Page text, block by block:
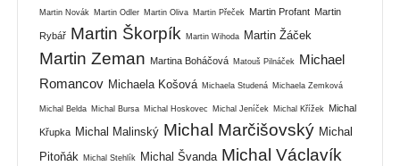
Martin Novák Martin Odler Martin Oliva Martin Přeček Martin Profant Martin
Rybář Martin Škorpík Martin Wihoda Martin Žáček
Martin Zeman Martina Boháčová Matouš Pilnáček
Michael
Romancov Michaela Košová Michaela Studená Michaela Zemková
Michal Belda Michal Bursa Michal Hoskovec Michal Jeníček Michal Křížek Michal
Křupka Michal Malinský Michal Marčišovský Michal
Pitoňák
Michal Stehlík Michal Švanda Michal Václavík